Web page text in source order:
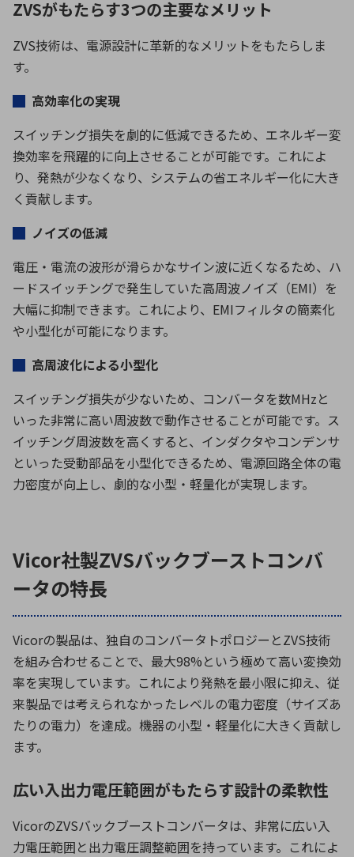
ZVSがもたらす3つの主要なメリット
ZVS技術は、電源設計に革新的なメリットをもたらしま
す。
高効率化の実現
スイッチング損失を劇的に低減できるため、エネルギー変
換効率を飛躍的に向上させることが可能です。これによ
り、発熱が少なくなり、システムの省エネルギー化に大き
く貢献します。
ノイズの低減
電圧・電流の波形が滑らかなサイン波に近くなるため、ハ
ードスイッチングで発生していた高周波ノイズ（EMI）を
大幅に抑制できます。これにより、 EMIフィルタの簡素化
や小型化が可能になります。
高周波化による小型化
スイッチング損失が少ないため、コンバータを数MHzと
いった非常に高い周波数で動作させることが可能です。ス
イッチング周波数を高くすると、インダクタやコンデンサ
といった受動部品を小型化できるため、電源回路全体の電
力密度が向上し、劇的な小型・軽量化が実現します。
Vicor社製ZVSバックブーストコンバ
ータの特長
Vicorの製品は、独自のコンバータトポロジーとZVS技術
を組み合わせることで、最大98%という極めて高い変換効
率を実現しています。これにより発熱を最小限に抑え、従
来製品では考えられなかったレベルの電力密度（サイズあ
たりの電力）を達成。機器の小型・軽量化に大きく貢献し
ます。
広い入出力電圧範囲がもたらす設計の柔軟性
VicorのZVSバックブーストコンバータは、非常に広い入
力電圧範囲と出力電圧調整範囲を持っています。これによ